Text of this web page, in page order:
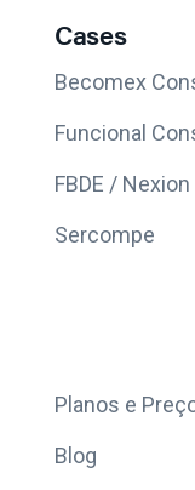
Cases
Becomex
Funcional
FBDE / Nexion
Sercompe
Planos e
Blog